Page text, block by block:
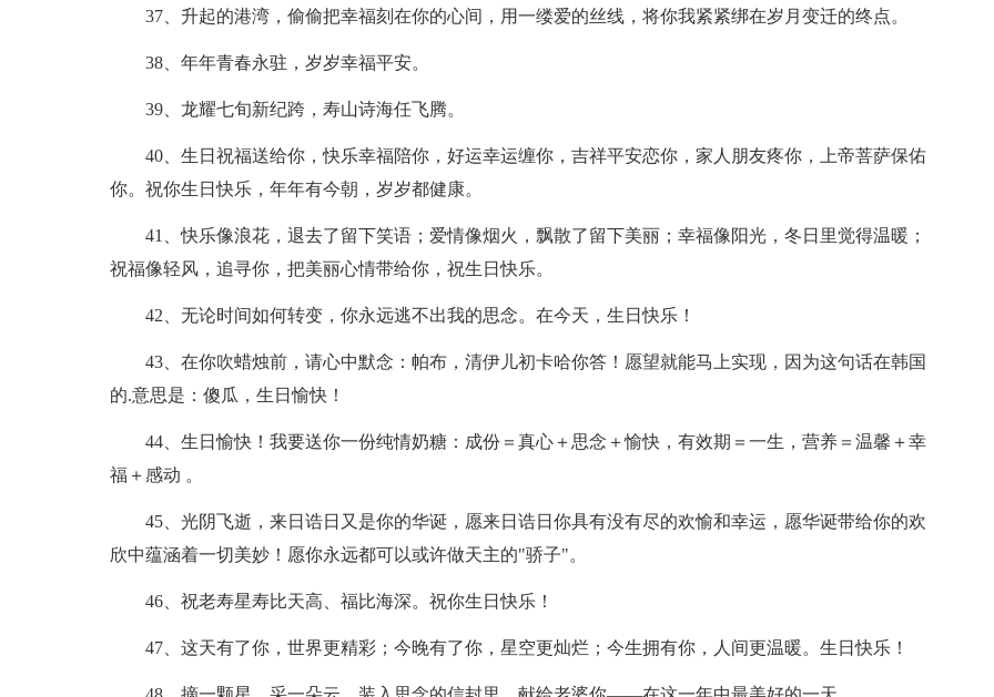
37、升起的港湾，偷偷把幸福刻在你的心间，用一缕爱的丝线，将你我紧紧绑在岁月变迁的终点。
38、年年青春永驻，岁岁幸福平安。
39、龙耀七旬新纪跨，寿山诗海任飞腾。
40、生日祝福送给你，快乐幸福陪你，好运幸运缠你，吉祥平安恋你，家人朋友疼你，上帝菩萨保佑
你。祝你生日快乐，年年有今朝，岁岁都健康。
41、快乐像浪花，退去了留下笑语；爱情像烟火，飘散了留下美丽；幸福像阳光，冬日里觉得温暖；
祝福像轻风，追寻你，把美丽心情带给你，祝生日快乐。
42、无论时间如何转变，你永远逃不出我的思念。在今天，生日快乐！
43、在你吹蜡烛前，请心中默念：帕布，清伊儿初卡哈你答！愿望就能马上实现，因为这句话在韩国
的.意思是：傻瓜，生日愉快！
44、生日愉快！我要送你一份纯情奶糖：成份＝真心＋思念＋愉快，有效期＝一生，营养＝温馨＋幸
福＋感动 。
45、光阴飞逝，来日诰日又是你的华诞，愿来日诰日你具有没有尽的欢愉和幸运，愿华诞带给你的欢
欣中蕴涵着一切美妙！愿你永远都可以或许做天主的"骄子"。
46、祝老寿星寿比天高、福比海深。祝你生日快乐！
47、这天有了你，世界更精彩；今晚有了你，星空更灿烂；今生拥有你，人间更温暖。生日快乐！